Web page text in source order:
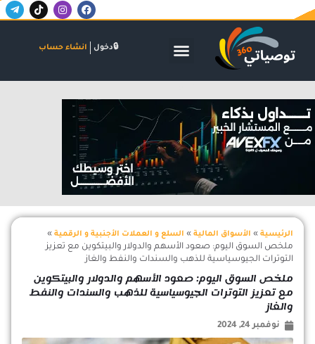
F
a
b
I
n
a
m
T
i
T
e
-
دخول انشاء حساب
الرئيسية » الأسواق المالية » السلع و العملات الأجنبية و الرقمية »
ملخص السوق اليوم: صعود الأسهم والدولار والبيتكوين مع تعزيز
التوترات الجيوسياسية للذهب والسندات والنفط والغاز
ملخص السوق اليوم: صعود الأسهم والدولار والبيتكوين
مع تعزيز التوترات الجيوسياسية للذهب والسندات والنفط
والغاز
نوفمبر 24, 2024